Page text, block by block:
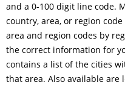
and a 0-100 digit line code.
country, area, or region
area and region codes by
the correct information for
contains a list of the cities
that area. Also available are